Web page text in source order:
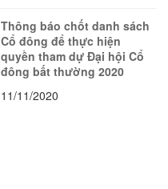
Thông báo chốt danh sách
Cổ đông để thực hiện
quyền tham dự Đại hội Cổ
đông bất thường 2020
11/11/2020